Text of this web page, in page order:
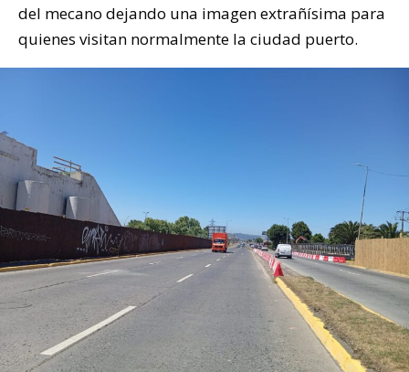
del mecano dejando una imagen extrañísima para
quienes visitan normalmente la ciudad puerto.